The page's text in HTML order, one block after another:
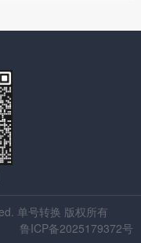
单号转换 版权所有
鲁ICP备2025179372号